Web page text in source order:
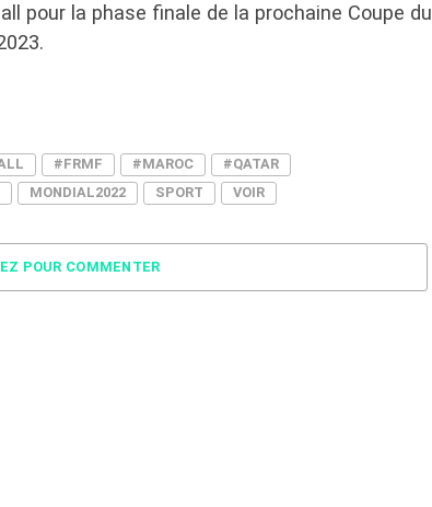
pour la phase finale de la prochaine Coupe du
#FRMF #MAROC
#QATAR
MONDIAL2022 SPORT VOIR
POUR COMMENTER